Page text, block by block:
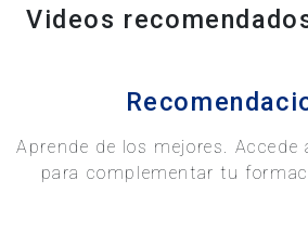
Videos
Aprende de los mejores.
para complementar tu